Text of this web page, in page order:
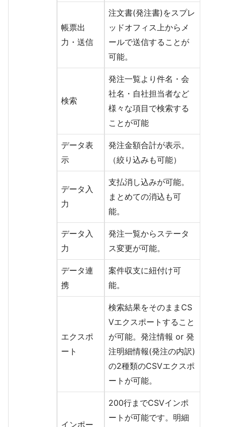
帳票出
力・送信
注文書(発注書)をスプレ
ッドオフィス上からメ
ールで送信することが
可能。
検索
発注一覧より件名・会
社名・自社担当者など
様々な項目で検索する
ことが可能
データ表
示
発注金額合計が表示。
（絞り込みも可能）
データ入
力
支払消し込みが可能。
まとめての消込も可
能。
データ入
力
発注一覧からステータ
ス変更が可能。
データ連
携
案件収支に紐付け可
能。
エクスポ
ート
検索結果をそのままCS
Vエクスポートすること
が可能。発注情報 or 発
注明細情報(発注の内訳)
の2種類のCSVエクスポ
ートが可能。
インポー
200行までCSVインポ
ートが可能です。明細